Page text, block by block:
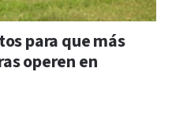
para que más
operen en